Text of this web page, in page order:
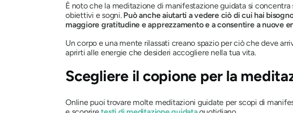
È noto che la meditazione di manifestazione guidata si
obiettivi e sogni. Può anche aiutarti a vedere ciò di cui hai
maggiore gratitudine e apprezzamento e a consentire a nuove
Un corpo e una mente rilassati creano spazio per ciò che deve
aprirti alle energie che desideri accogliere nella tua vita.
Scegliere il copione per la
Online puoi trovare molte meditazioni guidate per scopi di